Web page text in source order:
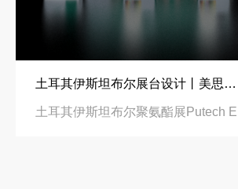
土耳其伊斯坦布尔展台设计丨美思德创新产品，打造聚氨酯行业标杆